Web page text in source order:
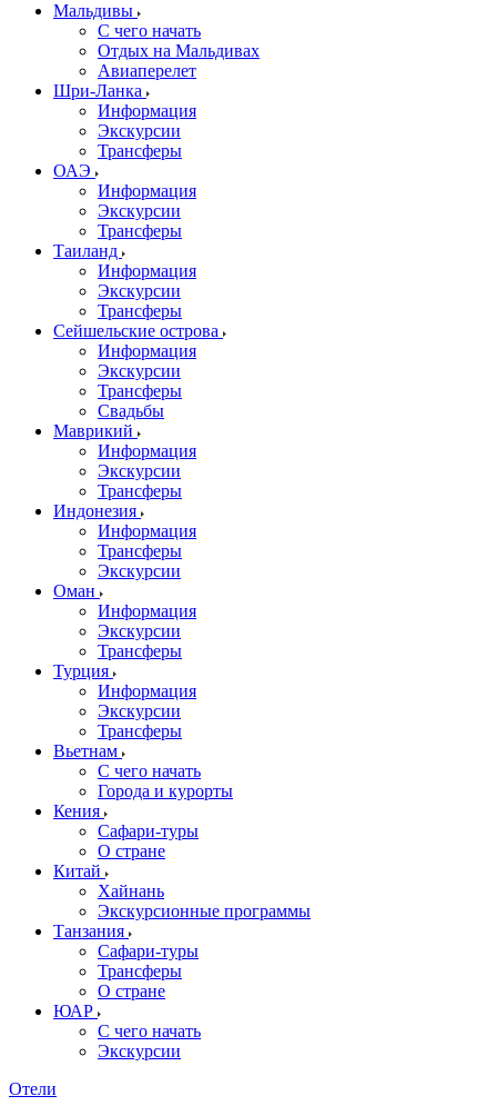
Мальдивы
С чего начать
Отдых на Мальдивах
Авиаперелет
Шри-Ланка
Информация
Экскурсии
Трансферы
ОАЭ
Информация
Экскурсии
Трансферы
Таиланд
Информация
Экскурсии
Трансферы
Сейшельские острова
Информация
Экскурсии
Трансферы
Свадьбы
Маврикий
Информация
Экскурсии
Трансферы
Индонезия
Информация
Трансферы
Экскурсии
Оман
Информация
Экскурсии
Трансферы
Турция
Информация
Экскурсии
Трансферы
Вьетнам
С чего начать
Города и курорты
Кения
Сафари-туры
О стране
Китай
Хайнань
Экскурсионные программы
Танзания
Сафари-туры
Трансферы
О стране
ЮАР
С чего начать
Экскурсии
Отели